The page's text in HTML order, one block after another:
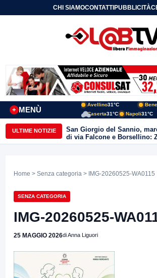
CHI SIAMOCONTATTIPUBBLICITÀ
MENÙ
+
Avellino31°C
Caserta31°C Napoli31°C
ULTIME NOTIZIE
San Giorgio del Sannio,
di via Falcone e Borsellino:
Lombardi replicano alle
Home > Senza categoria > IMG-20260525-WA0115
SENZA CATEGORIA
IMG-20260525-
25 MAGGIO 2026di Anna Liguori